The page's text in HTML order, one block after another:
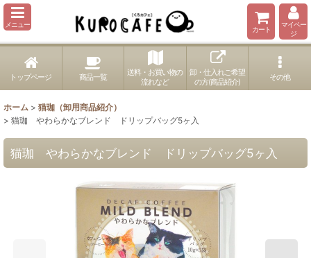
メニュー
カート
マイペー
ジ
トップページ 商品一覧
送料・お買い物の
流れなど
卸・仕入れご希望
の方(商品紹介)
その他
ホーム > 猫珈（卸用商品紹介）
> 猫珈 やわらかなブレンド ドリップバッグ5ヶ入
猫珈 やわらかなブレンド ドリップバッグ5ヶ入